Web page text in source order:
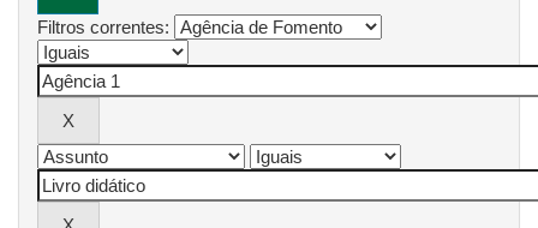
Filtros correntes: